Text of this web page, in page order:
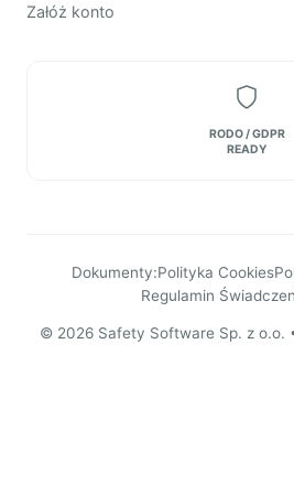
Załóż konto
RODO / GDPR
READY
Dokumenty:Polityka Cookies
Regulamin
© 2026 Safety Software Sp. z o.o.